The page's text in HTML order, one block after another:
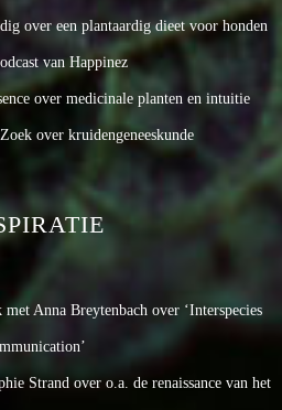
over een plantaardig dieet voor honden
van Happinez
over medicinale planten en intuitie
over kruidengeneeskunde
Anna Breytenbach over ‘Interspecies
Strand over o.a. de renaissance van het